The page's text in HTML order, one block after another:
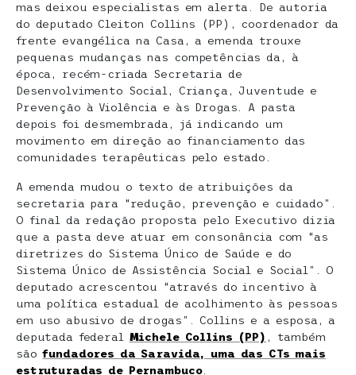
mas deixou especialistas em alerta. De autoria
do deputado Cleiton Collins (PP), coordenador da
frente evangélica na Casa, a emenda trouxe
pequenas mudanças nas competências da, à
época, recém-criada Secretaria de
Desenvolvimento Social, Criança, Juventude e
Prevenção à Violência e às Drogas. A pasta
depois foi desmembrada, já indicando um
movimento em direção ao financiamento das
comunidades terapêuticas pelo estado.
A emenda mudou o texto de atribuições da
secretaria para “redução, prevenção e cuidado”.
O final da redação proposta pelo Executivo dizia
que a pasta deve atuar em consonância com “as
diretrizes do Sistema Único de Saúde e do
Sistema Único de Assistência Social e Social”. O
deputado acrescentou “através do incentivo à
uma política estadual de acolhimento às pessoas
em uso abusivo de drogas”. Collins e a esposa, a
deputada federal Michele Collins (PP) , também
sãofundadores da Saravida, uma das CTs mais
estruturadas de Pernambuco.